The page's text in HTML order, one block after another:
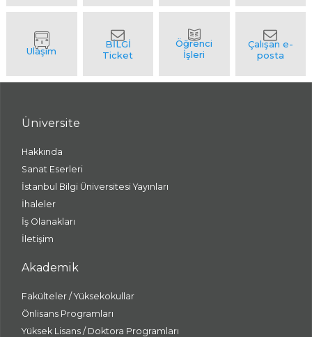
Üniversite
Hakkında
Sanat Eserleri
İstanbul Bilgi Üniversitesi Yayınları
İhaleler
İş Olanakları
İletişim
Akademik
Fakülteler / Yüksekokullar
Önlisans Programları
Yüksek Lisans / Doktora Programları